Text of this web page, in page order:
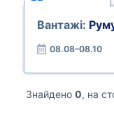
Вантажі:
08.08–08.10
Знайдено 0, на